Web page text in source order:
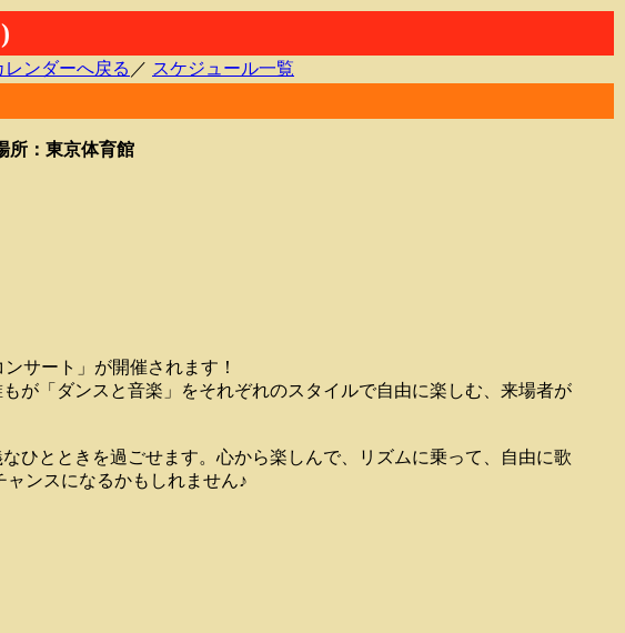
)
レンダーへ戻る ／ スケジュール一覧
：東京体育館
サート」が開催されます！
が「ダンスと音楽」をそれぞれのスタイルで自由に楽しむ、来場者が
ひとときを過ごせます。心から楽しんで、リズムに乗って、自由に歌
ンスになるかもしれません♪